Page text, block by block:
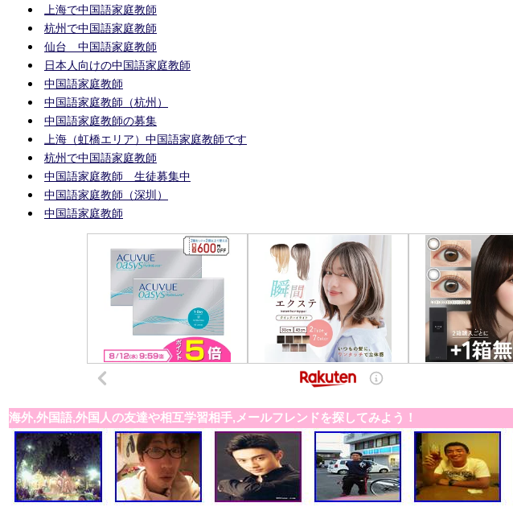
上海で中国語家庭教師
杭州で中国語家庭教師
仙台 中国語家庭教師
日本人向けの中国語家庭教師
中国語家庭教師
中国語家庭教師（杭州）
中国語家庭教師の募集
上海（虹橋エリア）中国語家庭教師です
杭州で中国語家庭教師
中国語家庭教師 生徒募集中
中国語家庭教師（深圳）
中国語家庭教師
海外,外国語,外国人の友達や相互学習相手,メールフレンドを探してみよう！